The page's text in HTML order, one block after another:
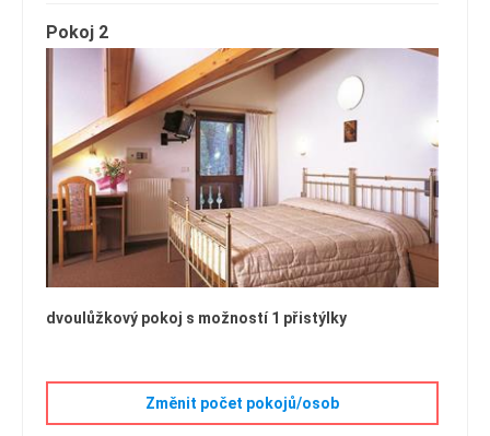
Pokoj 2
dvoulůžkový pokoj s možností 1 přistýlky
Změnit počet pokojů/osob